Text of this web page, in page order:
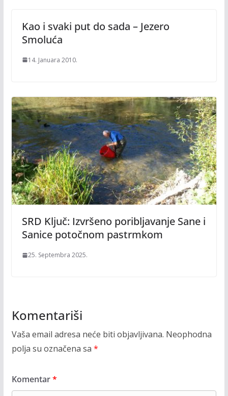
Kao i svaki put do sada – Jezero
Smoluća
14. Januara 2010.
SRD Ključ: Izvršeno poribljavanje Sane i
Sanice potočnom pastrmkom
25. Septembra 2025.
Komentariši
Vaša email adresa neće biti objavljivana. Neophodna
polja su označena sa *
Komentar*